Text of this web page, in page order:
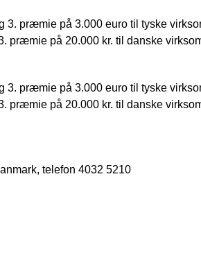
præmie på 3.000 euro til tyske
præmie på 20.000 kr. til danske
præmie på 3.000 euro til tyske
præmie på 20.000 kr. til danske
telefon 4032 5210